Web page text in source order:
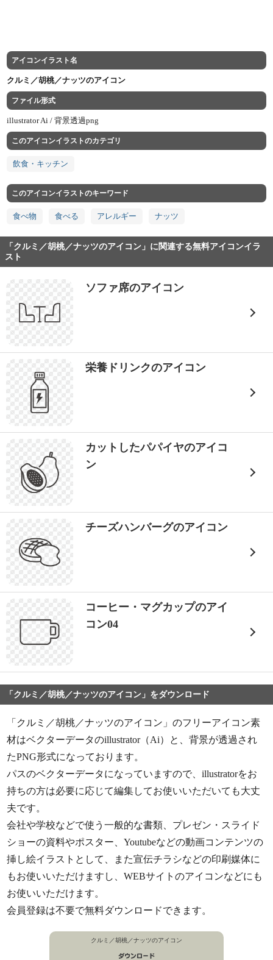
アイコンイラスト名
クルミ／胡桃／ナッツのアイコン
ファイル形式
illustrator Ai /背景透過png
このアイコンイラストのカテゴリ
飲食・キッチン
このアイコンイラストのキーワード
食べ物 食べる アレルギー ナッツ
「クルミ／胡桃／ナッツのアイコン」に関連する無料アイコンイラ
スト
ソファ席のアイコン
栄養ドリンクのアイコン
カットしたパパイヤのアイコ
ン
チーズハンバーグのアイコン
コーヒー・マグカップのアイ
コン04
「クルミ／胡桃／ナッツのアイコン」をダウンロード
「クルミ／胡桃／ナッツのアイコン」のフリーアイコン素
材はベクターデータのillustrator（Ai）と、背景が透過され
たPNG形式になっております。
パスのベクターデータになっていますので、illustratorをお
持ちの方は必要に応じて編集してお使いいただいても大丈
夫です。
会社や学校などで使う一般的な書類、プレゼン・スライド
ショーの資料やポスター、Youtubeなどの動画コンテンツの
挿し絵イラストとして、また宣伝チラシなどの印刷媒体に
もお使いいただけますし、WEBサイトのアイコンなどにも
お使いいただけます。
会員登録は不要で無料ダウンロードできます。
クルミ／胡桃／ナッツのアイコン